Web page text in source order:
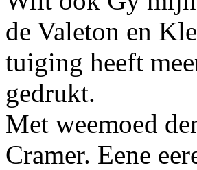
de Valeton en
tuiging heeft
gedrukt.
Met weemoed
Cramer. Eene